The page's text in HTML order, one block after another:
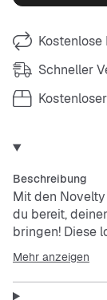
Kostenlose
Schneller
Beschreibung
Mit den
du bereit,
bringen! Diese
bequem,
Look den
Mehr anzeigen